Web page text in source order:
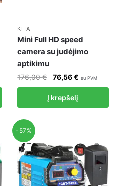
KITA
Mini Full HD speed
camera su judėjimo
aptikimu
176,00€
Original
price
was:
176,00 €.
76,56€ Current
price
76,56 €.
su PVM
Į krepšelį
-57%